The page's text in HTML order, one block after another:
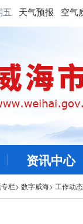
五 天气预报 空气
资讯中心
栏> 数字威海> 工作动态